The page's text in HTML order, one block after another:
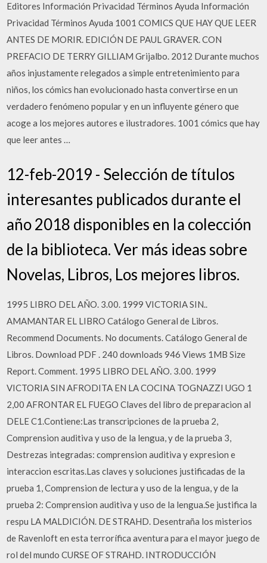
Editores Información Privacidad Términos Ayuda Información
Privacidad Términos Ayuda 1001 COMICS QUE HAY QUE LEER
ANTES DE MORIR. EDICIÓN DE PAUL GRAVER. CON
PREFACIO DE TERRY GILLIAM Grijalbo. 2012 Durante muchos
años injustamente relegados a simple entretenimiento para
niños, los cómics han evolucionado hasta convertirse en un
verdadero fenómeno popular y en un influyente género que
acoge a los mejores autores e ilustradores. 1001 cómics que hay
que leer antes …
12-feb-2019 - Selección de títulos
interesantes publicados durante el
año 2018 disponibles en la colección
de la biblioteca. Ver más ideas sobre
Novelas, Libros, Los mejores libros.
1995 LIBRO DEL AÑO. 3.00. 1999 VICTORIA SIN..
AMAMANTAR EL LIBRO Catálogo General de Libros.
Recommend Documents. No documents. Catálogo General de
Libros. Download PDF . 240 downloads 946 Views 1MB Size
Report. Comment. 1995 LIBRO DEL AÑO. 3.00. 1999
VICTORIA SIN AFRODITA EN LA COCINA TOGNAZZI UGO 1
2,00 AFRONTAR EL FUEGO Claves del libro de preparacion al
DELE C1.Contiene:Las transcripciones de la prueba 2,
Comprension auditiva y uso de la lengua, y de la prueba 3,
Destrezas integradas: comprension auditiva y expresion e
interaccion escritas.Las claves y soluciones justificadas de la
prueba 1, Comprension de lectura y uso de la lengua, y de la
prueba 2: Comprension auditiva y uso de la lengua.Se justifica la
respu LA MALDICIÓN. DE STRAHD. Desentraña los misterios
de Ravenloft en esta terrorífica aventura para el mayor juego de
rol del mundo CURSE OF STRAHD. INTRODUCCIÓN